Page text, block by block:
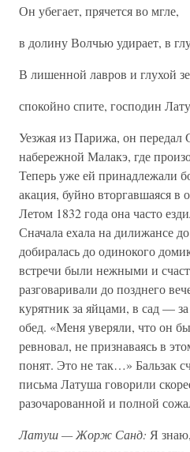
Он убегает, прячется во мгле,
в долину Волчью удирает, в
В лишенной лавров и глухой
спокойно спите, господин
Уезжая из Парижа, он передал
набережной Малакэ, где
Теперь уже ей принадлежали
акация, буйно вторгавшаяся
Летом 1832 года она часто
Сначала ехала на дилижансе
добиралась до одинокого
встречи были нежными и
разговаривали до позднего
курятник за яйцами, в сад —
обед. «Меня уверяли, что он
ревновал, не признаваясь в
понят. Это не так…» Бальзак
письма Латуша говорили
разочарованной и полной
Латуш — Жорж Санд: Я